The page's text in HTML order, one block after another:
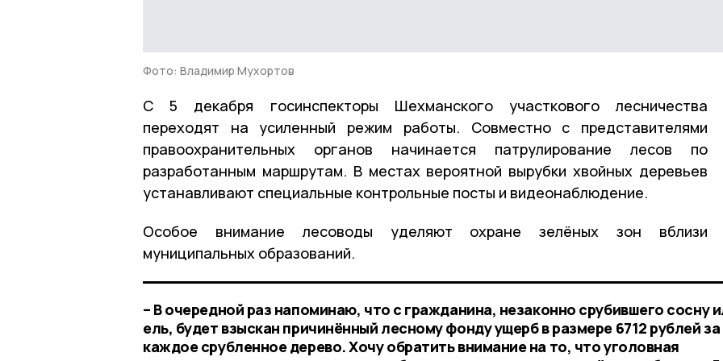
Фото: Владимир Мухортов
С 5 декабря госинспекторы Шехманского участкового лесничества
переходят на усиленный режим работы. Совместно с представителями
правоохранительных органов начинается патрулирование лесов по
разработанным маршрутам. В местах вероятной вырубки хвойных деревьев
устанавливают специальные контрольные посты и видеонаблюдение.
Особое внимание лесоводы уделяют охране зелёных зон вблизи
муниципальных образований.
– В очередной раз напоминаю, что с гражданина, незаконно срубившего сосну
ель, будет взыскан причинённый лесному фонду ущерб в размере 6712 рублей за
каждое срубленное дерево. Хочу обратить внимание на то, что уголовная